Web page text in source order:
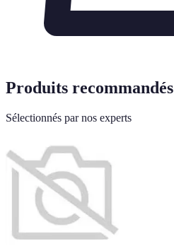
Produits recommandés
Sélectionnés par nos experts